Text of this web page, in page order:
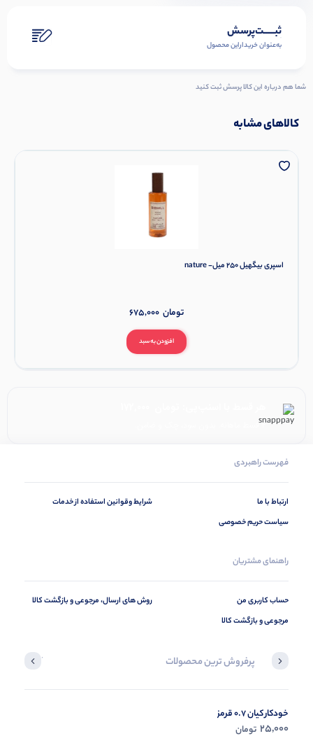
ثبـــــت‌پرسش
به‌عنوان ‌خریدار‌این‌ محصول
شما هم درباره این کالا پرسش ثبت کنید
کالاهای مشابه
اسپری بیگهیل 250 میل- nature
افزودن به سبد
675,000 تومان
۴ قسط ماهانه. بدون سود، چک و ضامن.
فهرست راهبردی
ارتباط با ما
سیاست حریم خصوصی
شرایط وقوانین استفاده از خدمات
راهنمای مشتریان
حساب کاربری من
مرجوعی و بازگشت کالا
روش های ارسال، مرجوعی و بازگشت کالا
پرفروش ترین محصولات آخرین
خودکار کیان 0.7 قرمز
25,000 تومان